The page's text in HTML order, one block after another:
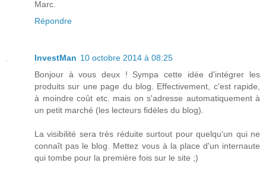
Marc.
Répondre
InvestMan 10 octobre 2014 à 08:25
Bonjour à vous deux ! Sympa cette idée d'intégrer les
produits sur une page du blog. Effectivement, c'est rapide,
à moindre coût etc. mais on s'adresse automatiquement à
un petit marché (les lecteurs fidèles du blog).
La visibilité sera très réduite surtout pour quelqu'un qui ne
connaît pas le blog. Mettez vous à la place d'un internaute
qui tombe pour la première fois sur le site ;)